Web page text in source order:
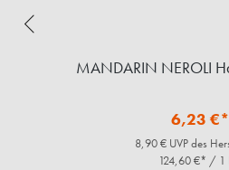
MANDARIN NEROLI
6,23 €*
8,90 € UVP des
124,60 €* / 1